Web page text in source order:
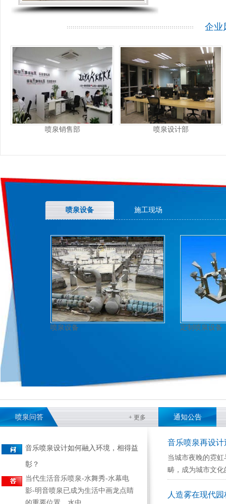
企业
喷泉销售部 喷泉设计部
喷泉设备 施工现场
喷泉设备 定制喷泉设备
+更多
喷泉问答
音乐喷泉设计如何融入环境，相得益
彰？
当代生活音乐喷泉-水舞秀-水幕电
影-明音喷泉已成为生活中画龙点睛
的重要位置，水中...
通知公告
音乐喷泉再设
当城市夜晚的霓
畴，成为城市文化
人造雾在现代